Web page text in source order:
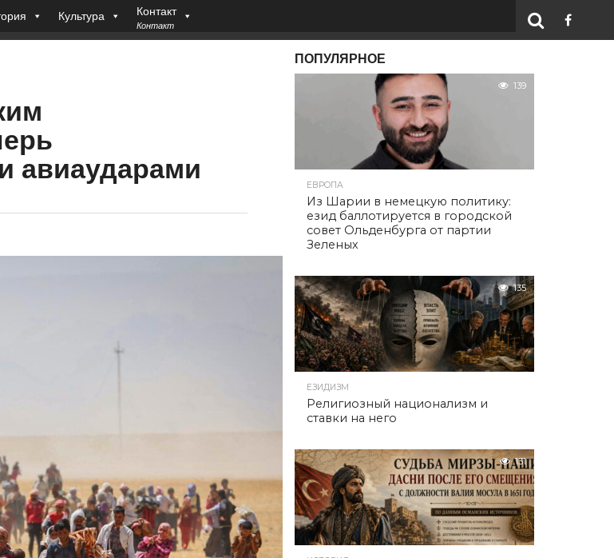
Культура Контакт
Контакт
авиаударами
ПОПУЛЯРНОЕ
139
ЕВРОПА
Из Шарии в немецкую политику:
езид баллотируется в городской
совет Ольденбурга от партии
Зеленых
135
ЕЗИДИЗМ
Религиозный национализм и
ставки на него
131